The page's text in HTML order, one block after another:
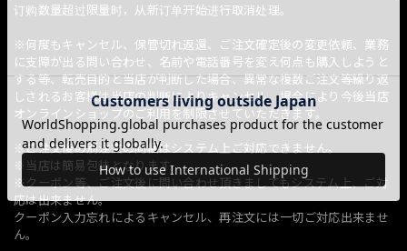
订购数量超过限量时，从新订单开始进行取消处理。
※何度もキャンセル、保管切れ返還、ご注文確定後の変更依頼、業務
に支障が出る問い合わせ、名前や電話番号を変え何点も購入しようと
する等、転売目的と当店が判断した場合、異常な複数ご注文等繰り返
しされるお客様は当店の判断によりキャンセル、場合により今後当店
オンラインショップのご利用を制限させていただきます。
※ご注文後の別注文の同梱はシステム上ご対応できません。
※当店は簡易包装となります。
※クーポン等、ご注文後に問い合わせ頂きましてもシステム上、ご対
応は出来ません。
クーポン入力忘れによるキャンセル、再注文には一切ご対応出来ませ
ん。